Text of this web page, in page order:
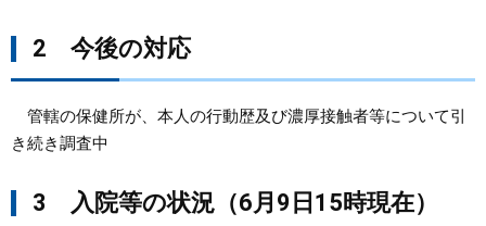
2 今後の対応
管轄の保健所が、本人の行動歴及び濃厚接触者等について引
き続き調査中
3 入院等の状況（6月9日15時現在）